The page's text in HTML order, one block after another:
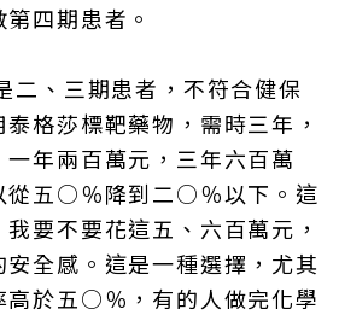
四期患者。
二、三期患者，不符合健保
格莎標靶藥物，需時三年，
年兩百萬元，三年六百萬
從五○％降到二○％以下。這
要不要花這五、六百萬元，
全感。這是一種選擇，尤其
高於五○％，有的人做完化學